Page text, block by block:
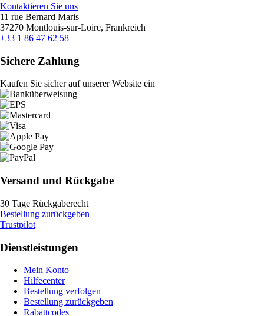
Kontaktieren Sie uns
11 rue Bernard Maris
37270 Montlouis-sur-Loire, Frankreich
+33 1 86 47 62 58
Sichere Zahlung
Kaufen Sie sicher auf unserer Website ein
Versand und Rückgabe
30 Tage Rückgaberecht
Bestellung zurückgeben
Trustpilot
Dienstleistungen
Mein Konto
Hilfecenter
Bestellung verfolgen
Bestellung zurückgeben
Rabattcodes